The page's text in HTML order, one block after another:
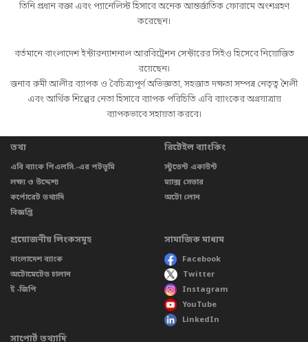
তিনি প্রধান বক্তা এবং প্যানেলিস্ট হিসাবে অনেক আন্তর্জাতিক ফোরামে অংশগ্রহণ
করেছেন।
বর্তমানে বাংলাদেশ ইন্টারন্যাশনাল আরবিট্রেশন সেন্টারের সিইও হিসেবে নিয়োজিত
রয়েছেন।
জনাব রুমী আলীর ব্যাপক ও বৈচিত্র্যপূর্ণ অভিজ্ঞতা, সহজাত দক্ষতা সম্পন্ন নেতৃত্ব শৈলী
এবং আর্থিক শিল্পের নেতা হিসাবে ব্যাপক পরিচিতি এবি ব্যাংকের অগ্রযাত্রায়
ব্যাপকভাবে সহায়তা করবে।
তথ্য
এবি ব্যাংক পিএলসি.-এর পটভূমি
লক্ষ্য ও উদ্দেশ্য
কর্পোরেট তথ্যাদি
বিজ্ঞপ্তি
রিটেইল ব্যাংকিং
স্টুডেন্ট একাউন্ট
ম্যাক্স সেভার
অটো লোন
প্রয়োজনীয় লিংকসমূহ
বাংলাদেশ ব্যাংক
অটোমেটেড চালান
ই -জিপি
সামাজিক মাধ্যম
Facebook
Twitter
Instagram
YouTube
LinkedIn
সাপোর্ট তথ্যাদি